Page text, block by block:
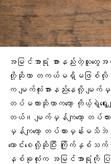
အမြင်အာရုံ အားနည်းတဲ့သူတွေ
တို့ဆိုတာ တကယ်မရှိမဖြစ်လို
ကမျက်လုံးအားနည်းနေလို့ မျ
တပ်မလားဆိုတာကတော့ ကိုယ့်ရဲ့ရွေး
တယ်။ မျက်မှန်ကျတော့ တပ်
မှန်ကျတော့ တပ်ထားမှန်းမသိ
ကောင်းစေလို့ဆိုပြီး ကြိုက်နှစ်သ
နှစ်ခုလုံးက အမြင်အာရုံကို ပ